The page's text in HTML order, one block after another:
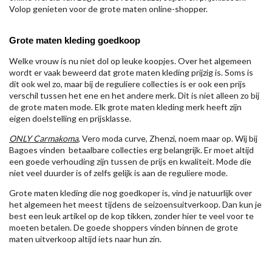
Volop genieten voor de grote maten online-shopper.
Grote maten kleding goedkoop
Welke vrouw is nu niet dol op leuke koopjes. Over het algemeen
wordt er vaak beweerd dat grote maten kleding prijzig is. Soms is
dit ook wel zo, maar bij de reguliere collecties is er ook een prijs
verschil tussen het ene en het andere merk. Dit is niet alleen zo bij
de grote maten mode. Elk grote maten kleding merk heeft zijn
eigen doelstelling en prijsklasse.
ONLY Carmakoma, Vero moda curve, Zhenzi, noem maar op. Wij bij
Bagoes vinden betaalbare collecties erg belangrijk. Er moet altijd
een goede verhouding zijn tussen de prijs en kwaliteit. Mode die
niet veel duurder is of zelfs gelijk is aan de reguliere mode.
Grote maten kleding die nog goedkoper is, vind je natuurlijk over
het algemeen het meest tijdens de seizoensuitverkoop. Dan kun je
best een leuk artikel op de kop tikken, zonder hier te veel voor te
moeten betalen. De goede shoppers vinden binnen de grote
maten uitverkoop altijd iets naar hun zin.